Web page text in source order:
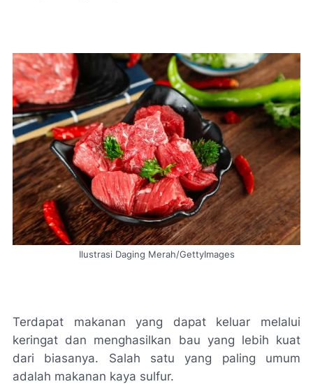
Ilustrasi Daging Merah/GettyImages
Terdapat makanan yang dapat keluar melalui
keringat dan menghasilkan bau yang lebih kuat
dari biasanya. Salah satu yang paling umum
adalah makanan kaya sulfur.